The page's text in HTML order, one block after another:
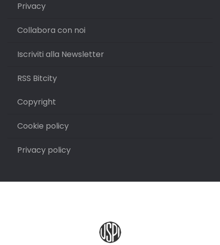
Privacy
Collabora con noi
Iscriviti alla Newsletter
RSS Bitcity
Copyright
Cookie policy
Privacy policy